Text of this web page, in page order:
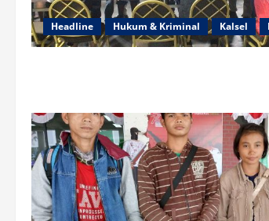
Headline Hukum & Kriminal Kalsel